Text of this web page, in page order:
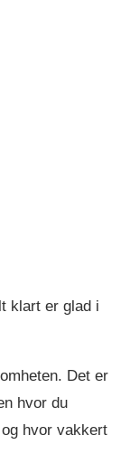
klart er glad i
Det er
hvor du
hvor vakkert